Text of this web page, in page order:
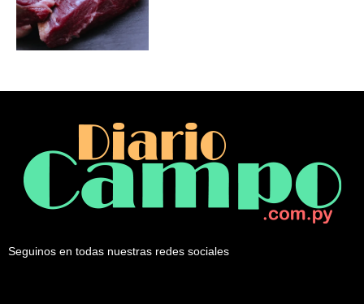
Seguinos en todas nuestras redes sociales